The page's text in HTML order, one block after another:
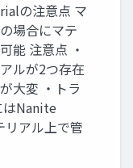
の注意点 マ
場合にマテ
能 注意点 ・
ルが2つ存在
大変 ・トラ
はNanite
リアル上で管